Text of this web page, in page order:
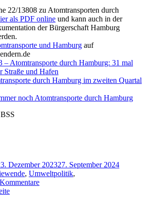
22/13808 zu Atomtransporten durch
als PDF online und kann auch in der
der Bürgerschaft Hamburg
und Hamburg auf
– Atomtransporte durch Hamburg: 31 mal
Straße und Hafen
durch Hamburg im zweiten Quartal
noch Atomtransporte durch Hamburg
Dezember 202327. September 2024
, Umweltpolitik,
zu